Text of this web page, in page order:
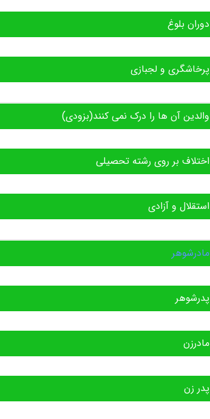
دوران بلوغ
پرخاشگری و لجبازی
والدین آن ها را درک نمی کنند(بزودی)
اختلاف بر روی رشته تحصیلی
استقلال و آزادی
مادرشوهر
پدرشوهر
مادرزن
پدر زن